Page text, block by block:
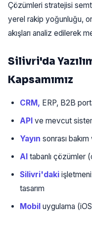
Çözümleri stratejisi
yerel rakip yoğunluğu,
akışları analiz edilerek
Silivri'da
Kapsamımız
CRM, ERP, B2B
API ve mevcut
Yayın sonrası
AI tabanlı çözümler
Silivri'daki
tasarım
Mobil uygulama